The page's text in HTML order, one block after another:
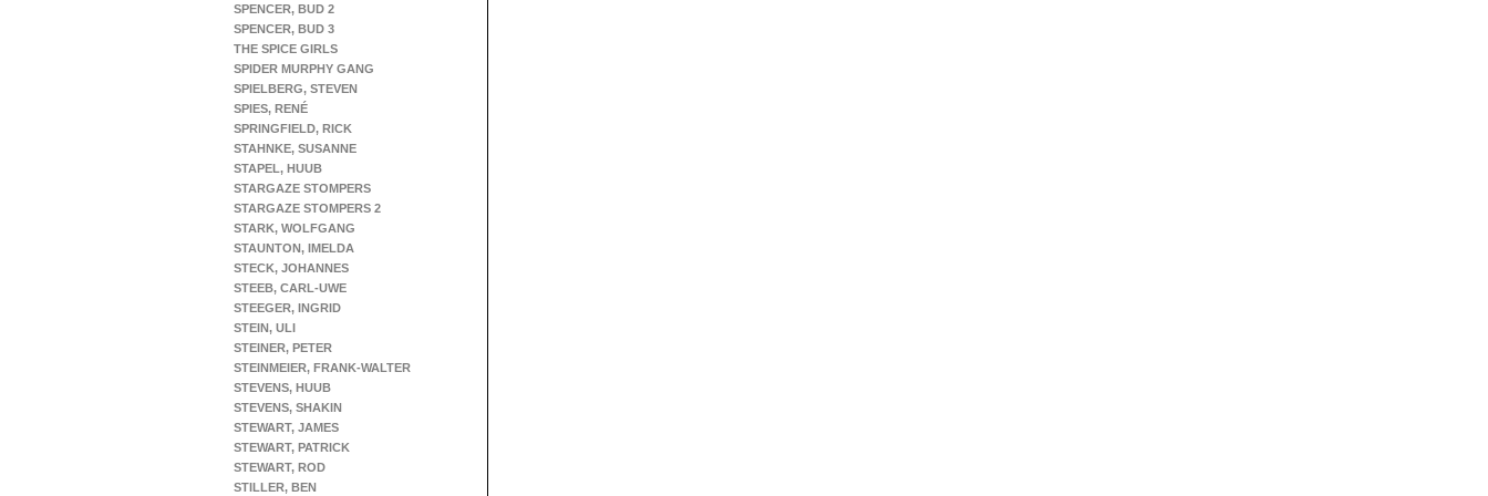
SPENCER, BUD 2
SPENCER, BUD 3
THE SPICE GIRLS
SPIDER MURPHY GANG
SPIELBERG, STEVEN
SPIES, RENÉ
SPRINGFIELD, RICK
STAHNKE, SUSANNE
STAPEL, HUUB
STARGAZE STOMPERS
STARGAZE STOMPERS 2
STARK, WOLFGANG
STAUNTON, IMELDA
STECK, JOHANNES
STEEB, CARL-UWE
STEEGER, INGRID
STEIN, ULI
STEINER, PETER
STEINMEIER, FRANK-WALTER
STEVENS, HUUB
STEVENS, SHAKIN
STEWART, JAMES
STEWART, PATRICK
STEWART, ROD
STILLER, BEN